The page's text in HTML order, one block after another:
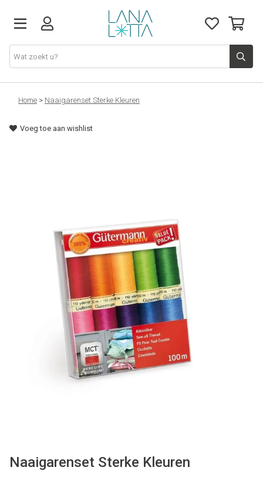
Stoffen
Fournituren
Naaimachines
Workshops
Tips & tricks
Cadeaubon
Home > Naaigarenset Sterke Kleuren
Voeg toe aan wishlist
Naaigarenset Sterke Kleuren